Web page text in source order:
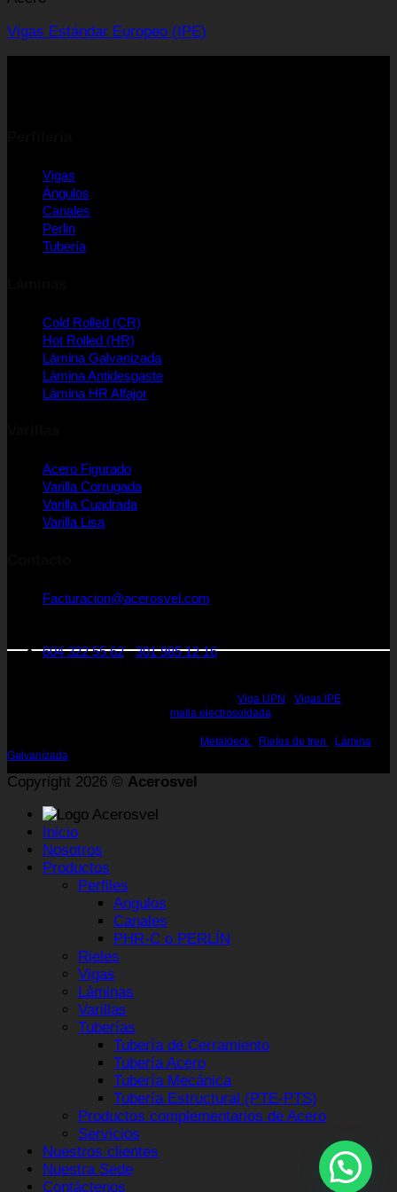
Vigas Estándar Europeo (IPE)
Vigas
Ángulos
Canales
Perlin
Tubería
Cold Rolled (CR)
Hot Rolled (HR)
Lámina Galvanizada
Lámina Antidesgaste
Lámina HR Alfajor
Acero Figurado
Varilla Corrugada
Varilla Cuadrada
Varilla Lisa
Facturacion@acerosvel.com
604 322 55 62-301 985 12 16
Viga UPN Vigas IPE
malla electrosoldada
Metaldeck Rieles de tren
Lámina
Galvanizada
Copyright 2026 © Acerosvel
Inicio
Nosotros
Productos
Perfiles
Angulos
Canales
PHR-C o PERLÍN
Rieles
Vigas
Láminas
Varillas
Tuberías
Tubería de Cerramiento
Tubería Acero
Tubería Mecánica
Tubería Estructural (PTE-PTS)
Productos complementarios de Acero
Servicios
Nuestros clientes
Nuestra Sede
Contáctenos